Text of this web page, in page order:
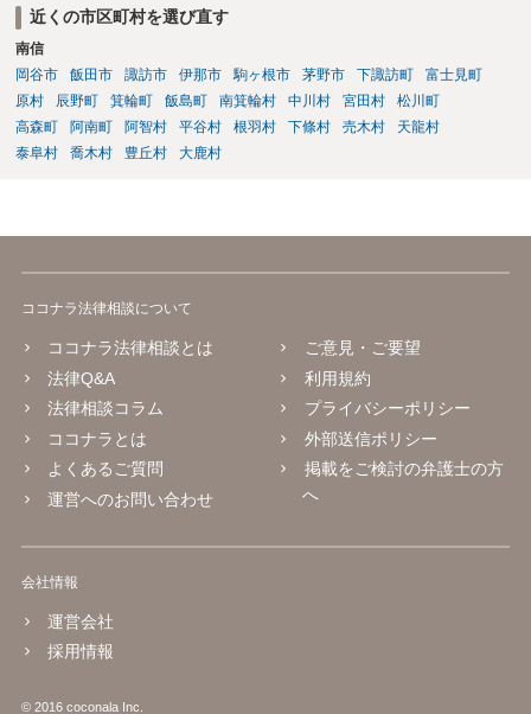
近くの市区町村を選び直す
南信
岡谷市
飯田市 諏訪市 伊那市 駒ヶ根市 茅野市 下諏訪町
富士見町
原村
辰野町 箕輪町 飯島町 南箕輪村 中川村 宮田村
松川町
高森町
阿南町 阿智村 平谷村 根羽村 下條村 売木村
天龍村
泰阜村
喬木村 豊丘村 大鹿村
ココナラ法律相談について
ココナラ法律相談とは
法律Q&A
法律相談コラム
ココナラとは
よくあるご質問
運営へのお問い合わせ
ご意見・ご要望
利用規約
プライバシーポリシー
外部送信ポリシー
掲載をご検討の弁護士の方
へ
会社情報
運営会社
採用情報
© 2016 coconala Inc.